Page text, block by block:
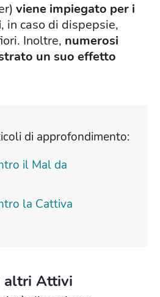
viene impiegato per i
, in caso di dispepsie,
Inoltre, numerosi
un suo effetto
di approfondimento:
il Mal da
la Cattiva
altri Attivi